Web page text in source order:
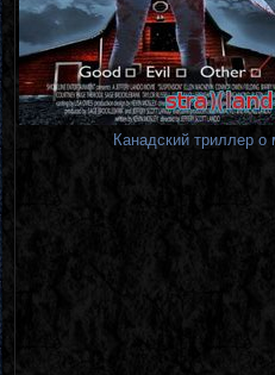
Канадский триллер